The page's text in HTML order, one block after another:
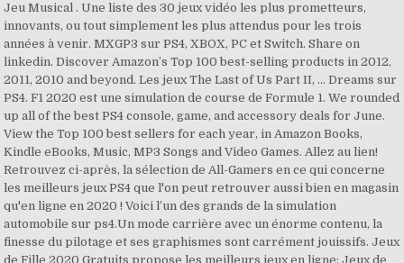
Jeu Musical . Une liste des 30 jeux vidéo les plus prometteurs,
innovants, ou tout simplement les plus attendus pour les trois
années à venir. MXGP3 sur PS4, XBOX, PC et Switch. Share on
linkedin. Discover Amazon’s Top 100 best-selling products in 2012,
2011, 2010 and beyond. Les jeux The Last of Us Part II, ... Dreams sur
PS4. F1 2020 est une simulation de course de Formule 1. We rounded
up all of the best PS4 console, game, and accessory deals for June.
View the Top 100 best sellers for each year, in Amazon Books,
Kindle eBooks, Music, MP3 Songs and Video Games. Allez au lien!
Retrouvez ci-après, la sélection de All-Gamers en ce qui concerne
les meilleurs jeux PS4 que l'on peut retrouver aussi bien en magasin
qu'en ligne en 2020 ! Voici l’un des grands de la simulation
automobile sur ps4.Un mode carrière avec un énorme contenu, la
finesse du pilotage et ses graphismes sont carrément jouissifs. Jeux
de Fille 2020 Gratuits propose les meilleurs jeux en ligne: Jeux de